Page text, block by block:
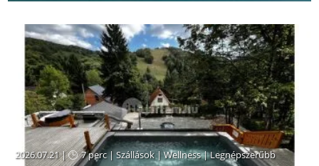
2026.07.21 | 7 perc|Szállások|Wellness|Legnépszerűbb